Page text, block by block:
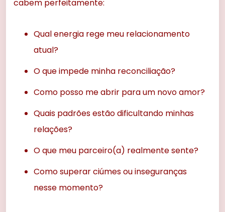
cabem perfeitamente:
Qual energia rege meu relacionamento
atual?
O que impede minha reconciliação?
Como posso me abrir para um novo amor?
Quais padrões estão dificultando minhas
relações?
O que meu parceiro(a) realmente sente?
Como superar ciúmes ou inseguranças
nesse momento?